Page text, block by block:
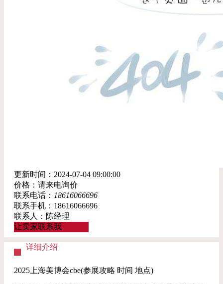
更新时间：2024-07-04 09:00:00
价格：请来电询价
联系电话： 18616066696
联系手机：18616066696
联系人：陈经理
让卖家联系我
详细介绍
2025上海美博会cbe(参展攻略 时间 地点)